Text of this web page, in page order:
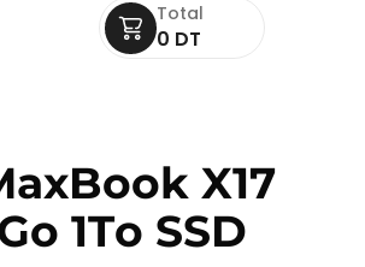
Total
0 DT
X17
1To SSD